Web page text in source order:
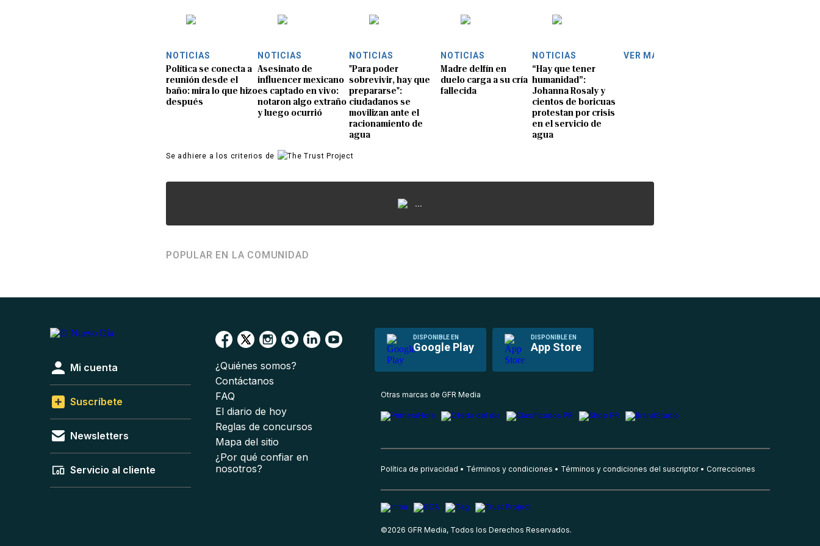
NOTICIAS
Política se conecta a
reunión desde el
baño: mira lo que hizo
después
NOTICIAS
Asesinato de
influencer mexicano
es captado en vivo:
notaron algo extraño
y luego ocurrió
NOTICIAS
"Para poder
sobrevivir, hay que
prepararse":
ciudadanos se
movilizan ante el
racionamiento de
agua
NOTICIAS
Madre delfín en
duelo carga a su cría
fallecida
NOTICIAS
“Hay que tener
humanidad”:
Johanna Rosaly y
cientos de boricuas
protestan por crisis
en el servicio de
agua
VER MÁS
Se adhiere a los criterios de
...
POPULAR EN LA COMUNIDAD
DISPONIBLE EN
Google Play
DISPONIBLE EN
App Store
Mi cuenta
Suscríbete
Newsletters
Servicio al cliente
¿Quiénes somos?
Contáctanos
FAQ
El diario de hoy
Reglas de concursos
Mapa del sitio
¿Por qué confiar en
nosotros?
Otras marcas de GFR Media
Política de privacidad Términos y condiciones Términos y condiciones del suscriptor Correcciones
©2026 GFR Media, Todos los Derechos Reservados.